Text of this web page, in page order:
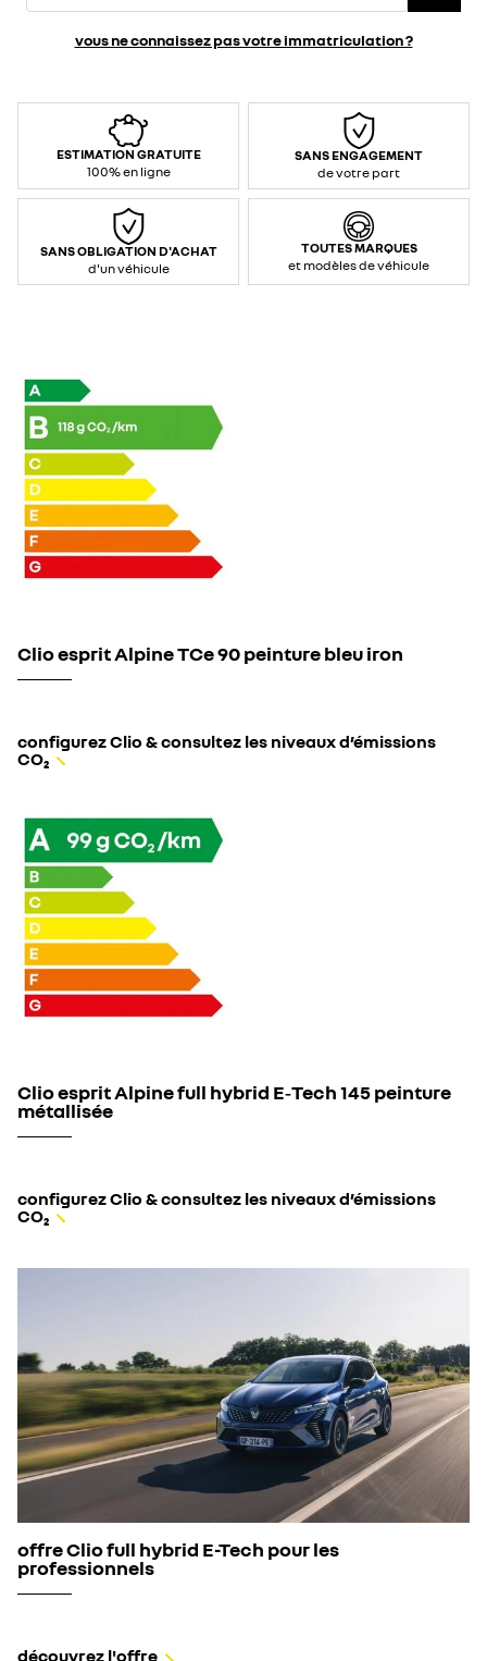
vous ne connaissez pas votre immatriculation ?
ESTIMATION GRATUITE
100% en ligne
SANS ENGAGEMENT
de votre part
SANS OBLIGATION D'ACHAT
d'un véhicule
TOUTES MARQUES
et modèles de véhicule
Clio esprit Alpine TCe 90 peinture bleu iron
configurez Clio & consultez les niveaux d’émissions
CO₂
Clio esprit Alpine full hybrid E‑Tech 145 peinture
métallisée
configurez Clio & consultez les niveaux d’émissions
CO₂
offre Clio full hybrid E-Tech pour les
professionnels
découvrez l'offre